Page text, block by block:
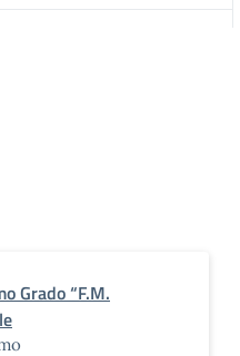
Grado “F.M.